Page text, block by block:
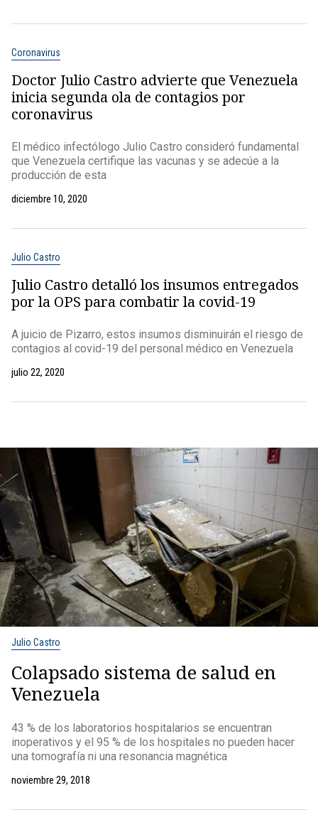
Coronavirus
Doctor Julio Castro advierte que Venezuela
inicia segunda ola de contagios por
coronavirus
El médico infectólogo Julio Castro consideró fundamental
que Venezuela certifique las vacunas y se adecúe a la
producción de esta
diciembre 10, 2020
Julio Castro
Julio Castro detalló los insumos entregados
por la OPS para combatir la covid-19
A juicio de Pizarro, estos insumos disminuirán el riesgo de
contagios al covid-19 del personal médico en Venezuela
julio 22, 2020
Julio Castro
Colapsado sistema de salud en
Venezuela
43 % de los laboratorios hospitalarios se encuentran
inoperativos y el 95 % de los hospitales no pueden hacer
una tomografía ni una resonancia magnética
noviembre 29, 2018